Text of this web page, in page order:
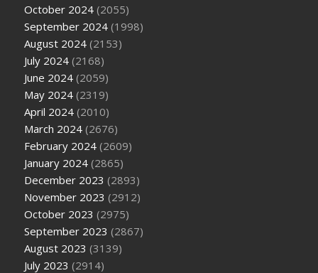
October 2024 (2055)
September 2024 (1998)
August 2024 (2153)
July 2024 (2168)
June 2024 (2059)
May 2024 (2319)
April 2024 (2010)
March 2024 (2676)
February 2024 (2609)
January 2024 (2865)
December 2023 (2893)
November 2023 (2912)
October 2023 (2975)
September 2023 (2867)
August 2023 (3139)
July 2023 (2914)